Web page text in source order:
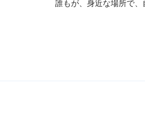
誰もが、身近な場所で、